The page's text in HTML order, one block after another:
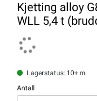
Kjetting alloy
WLL 5,4 t
Lagerstatus: 10+ m
Antall